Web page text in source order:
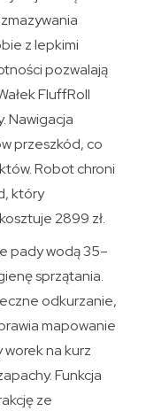
z lepkimi
pozwalają
FluffRoll
Nawigacja
przeszkód, co
Robot chroni
który
2899 zł.
pady wodą 35–
sprzątania.
odkurzanie,
mapowanie
na kurz
Funkcja
ze